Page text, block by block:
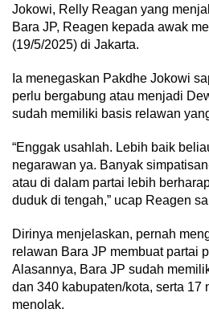
Jokowi, Relly Reagan yang
Bara JP, Reagen kepada awak
(19/5/2025) di Jakarta.
Ia menegaskan Pakdhe Jokowi
perlu bergabung atau menjadi
sudah memiliki basis relawan
“Enggak usahlah. Lebih baik
negarawan ya. Banyak
atau di dalam partai lebih
duduk di tengah,” ucap Reagen
Dirinya menjelaskan, pernah
relawan Bara JP membuat partai
Alasannya, Bara JP sudah
dan 340 kabupaten/kota, serta 17
menolak.